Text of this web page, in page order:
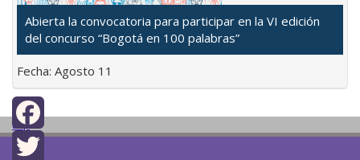
Facebook
Abierta la convocatoria para participar en la VI edición
del concurso “Bogotá en 100 palabras”
Fecha: Agosto 11
top